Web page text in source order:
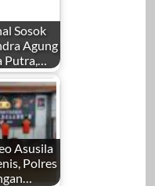
Sosok
Agung
Putra,…
Asusila
Polres